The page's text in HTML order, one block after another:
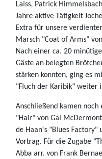
Laiss, Patrick
Jahre aktive Tätigkeit
Extra für unsere
Marsch "Coat of Arms"
Nach einer ca. 20
Gäste an belegten
stärken konnten, ging es
"Fluch der Karibik" weiter
Anschließend kamen noch
"Hair" von Gal
de Haan's "Blues Factory"
Vortrag. Für die Zugabe
Abba arr. von Frank